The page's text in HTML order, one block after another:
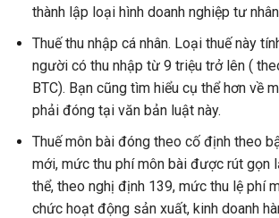
thành lập loại hình doanh nghiệp tư
Thuế thu nhập cá nhân. Loại thuế này
người có thu nhập từ 9 triệu trở lên (
BTC). Bạn cũng tìm hiểu cụ thể hơn về
phải đóng tại văn bản luật này.
Thuế môn bài đóng theo cố định theo
mới, mức thu phí môn bài được rút gọn
thể, theo nghị định 139, mức thu lệ phí
chức hoạt động sản xuất, kinh doanh